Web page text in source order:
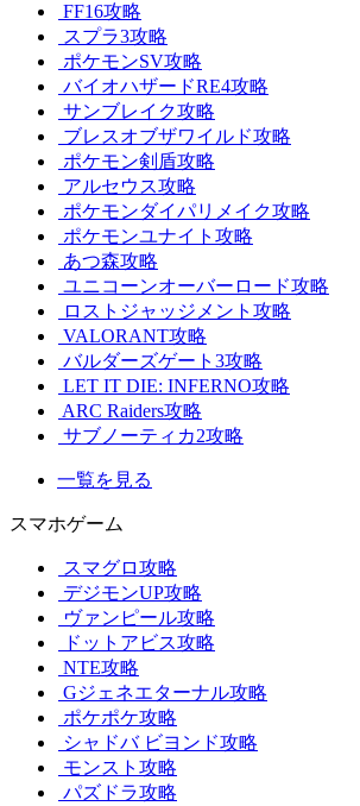
FF16攻略
スプラ3攻略
ポケモンSV攻略
バイオハザードRE4攻略
サンブレイク攻略
ブレスオブザワイルド攻略
ポケモン剣盾攻略
アルセウス攻略
ポケモンダイパリメイク攻略
ポケモンユナイト攻略
あつ森攻略
ユニコーンオーバーロード攻略
ロストジャッジメント攻略
VALORANT攻略
バルダーズゲート3攻略
LET IT DIE: INFERNO攻略
ARC Raiders攻略
サブノーティカ2攻略
一覧を見る
スマホゲーム
スマグロ攻略
デジモンUP攻略
ヴァンピール攻略
ドットアビス攻略
NTE攻略
Gジェネエターナル攻略
ポケポケ攻略
シャドバ ビヨンド攻略
モンスト攻略
パズドラ攻略